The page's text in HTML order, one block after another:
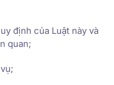
định của Luật này và
quan;